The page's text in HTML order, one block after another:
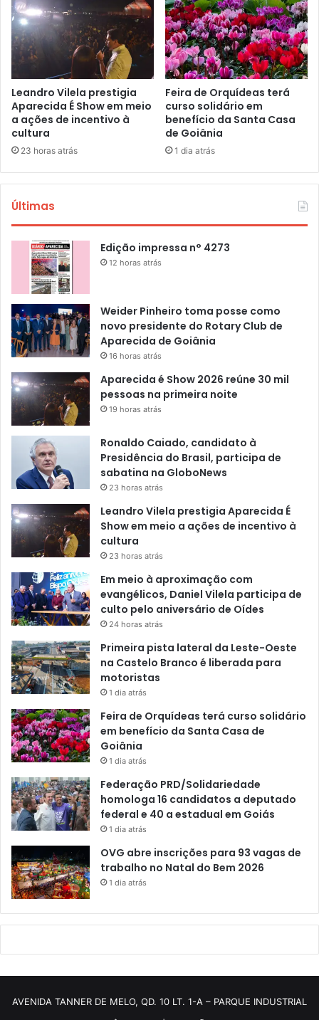
Leandro Vilela prestigia
Aparecida É Show em meio
a ações de incentivo à
cultura
23 horas atrás
Feira de Orquídeas terá
curso solidário em
benefício da Santa Casa
de Goiânia
1 dia atrás
Últimas
Edição impressa n° 4273
12 horas atrás
Weider Pinheiro toma posse como
novo presidente do Rotary Club de
Aparecida de Goiânia
16 horas atrás
Aparecida é Show 2026 reúne 30 mil
pessoas na primeira noite
19 horas atrás
Ronaldo Caiado, candidato à
Presidência do Brasil, participa de
sabatina na GloboNews
23 horas atrás
Leandro Vilela prestigia Aparecida É
Show em meio a ações de incentivo à
cultura
23 horas atrás
Em meio à aproximação com
evangélicos, Daniel Vilela participa de
culto pelo aniversário de Oídes
24 horas atrás
Primeira pista lateral da Leste-Oeste
na Castelo Branco é liberada para
motoristas
1 dia atrás
Feira de Orquídeas terá curso solidário
em benefício da Santa Casa de
Goiânia
1 dia atrás
Federação PRD/Solidariedade
homologa 16 candidatos a deputado
federal e 40 a estadual em Goiás
1 dia atrás
OVG abre inscrições para 93 vagas de
trabalho no Natal do Bem 2026
1 dia atrás
AVENIDA TANNER DE MELO, QD. 10 LT. 1-A – PARQUE INDUSTRIAL